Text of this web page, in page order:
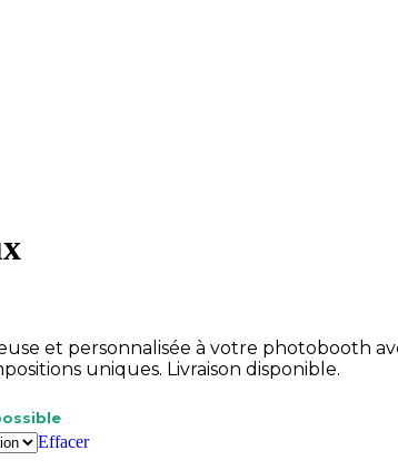
et personnalisée à votre photobooth
uniques. Livraison disponible.
Effacer